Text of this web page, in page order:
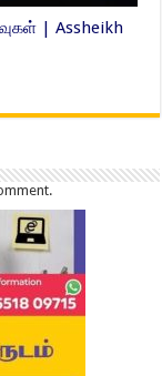
| Assheikh